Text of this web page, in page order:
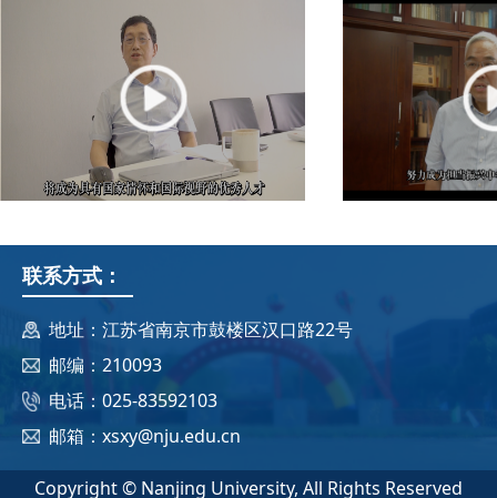
联系方式：
地址：江苏省南京市鼓楼区汉口路22号
邮编：210093
电话：025-83592103
邮箱：xsxy@nju.edu.cn
Copyright © Nanjing University, All Rights Reserved